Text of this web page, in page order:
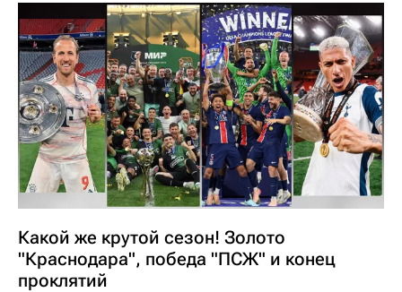
Какой же крутой сезон! Золото
"Краснодара", победа "ПСЖ" и конец
проклятий